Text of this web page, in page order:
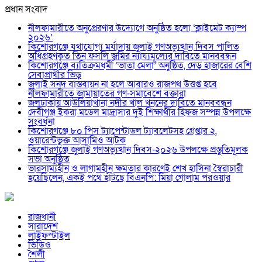
প্রধান সংবাদ
নীলফামারীতে অনুপ্রেরণার উদ্যোগে অনুষ্ঠিত হলো ‘ক্লাইমেট ক্যাম্প
২০২৬’
কিশোরগঞ্জে যথাযোগ্য মর্যাদায় জুলাই গণঅভ্যুত্থান দিবস পালিত
অধিগ্রহণকৃত তিন ফসলি জমির ন্যায্যমূল্যের দাবিতে মানববন্ধন
কিশোরগঞ্জে ব্যতিক্রমধর্মী ‘ভাতা মেলা’ অনুষ্ঠিত, দেড় হাজারের বেশি
সেবাপ্রার্থীর ভিড়
জুলাই সনদ বাস্তবায়ন না হলে আবারও রাজপথ উত্তপ্ত হবে
নীলফামারীতে জামায়াতের গণ-সমাবেশে বক্তারা
জলঢাকায় আউলিয়াখানা নদীর খাল খননের দাবিতে মানববন্ধন
দেবীগঞ্জ ইকরা মডেল মাদ্রাসার দুই শিক্ষার্থীর হিফজ সম্পন্ন উপলক্ষে
সংবর্ধনা
কিশোরগঞ্জে ৮০ পিস ট্যাপেন্টাডল ট্যাবলেটসহ গ্রেপ্তার ২,
ওয়ারেন্টভুক্ত আসামিও আটক
কিশোরগঞ্জে জুলাই গণঅভ্যুত্থান দিবস-২০২৬ উপলক্ষে প্রস্তুতিমূলক
সভা অনুষ্ঠিত
ভারসাম্যহীন ও লাগামহীন ক্ষমতার কারণেই শেখ হাসিনা স্বৈরাচারী
হয়েছিলেন, একই পথে হাঁটছে বিএনপি: মিয়া গোলাম পরওয়ার
রাজধানী
সারাদেশ
লাইফস্টাইল
ভিডিও
শৈলী